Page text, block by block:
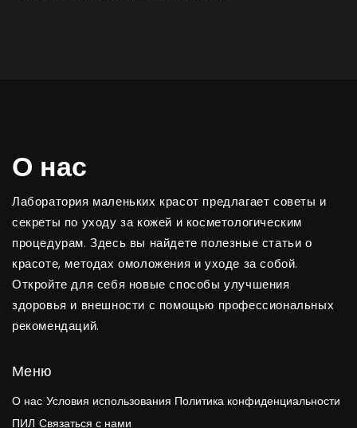
О нас
Лаборатория маленьких красот предлагает советы и
секреты по уходу за кожей и косметологическим
процедурам. Здесь вы найдете полезные статьи о
красоте, методах омоложения и уходе за собой.
Откройте для себя новые способы улучшения
здоровья и внешности с помощью профессиональных
рекомендаций.
Меню
О нас Условия использования Политика конфиденциальности
ПИЛ Связаться с нами